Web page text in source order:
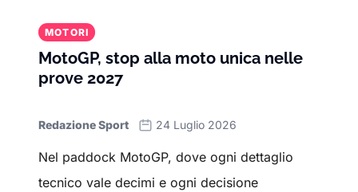
MOTORI
MotoGP, stop alla moto unica nelle
prove 2027
Redazione Sport 24 Luglio 2026
Nel paddock MotoGP, dove ogni dettaglio
tecnico vale decimi e ogni decisione